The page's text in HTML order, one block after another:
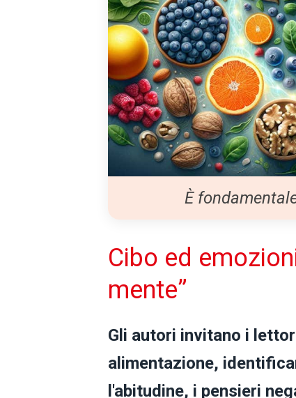
È
Cibo ed
mente”
Gli autori invitano i
alimentazione,
l'abitudine, i pensieri